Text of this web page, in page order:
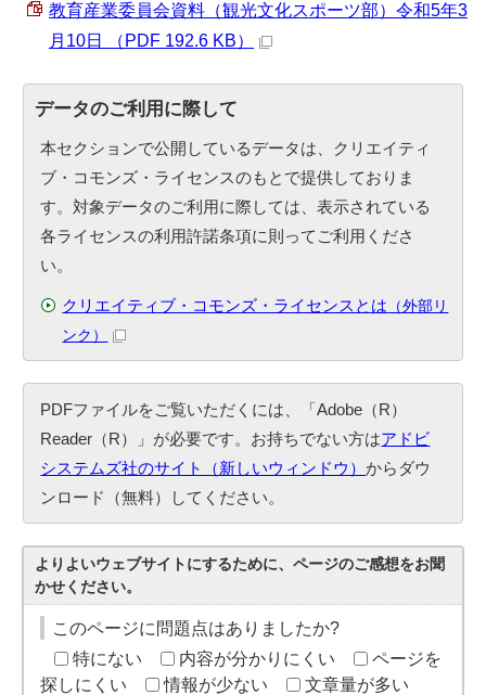
教育産業委員会資料（観光文化スポーツ部）令和5年3
月10日 （PDF 192.6 KB）
データのご利用に際して
本セクションで公開しているデータは、クリエイティ
ブ・コモンズ・ライセンスのもとで提供しておりま
す。対象データのご利用に際しては、表示されている
各ライセンスの利用許諾条項に則ってご利用くださ
い。
クリエイティブ・コモンズ・ライセンスとは （外部リ
ンク）
PDFファイルをご覧いただくには、「Adobe（R）
Reader（R）」が必要です。お持ちでない方はアドビ
システムズ社のサイト（新しいウィンドウ）からダウ
ンロード（無料）してください。
よりよいウェブサイトにするために、ページのご感想をお聞
かせください。
このページに問題点はありましたか?
特にない
内容が分かりにくい
ページを
探しにくい
情報が少ない 文章量が多い